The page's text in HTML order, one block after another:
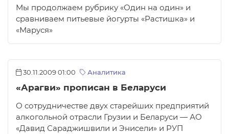
Мы продолжаем рубрику «Один на один» и
сравниваем питьевые йогурты «Растишка» и
«Маруся»
30.11.2009 01:00 Аналитика
«Арагви» прописан в Беларуси
О сотрудничестве двух старейших предприятий
алкогольной отрасли Грузии и Беларуси — АО
«Давид Сараджишвили и Энисели» и РУП